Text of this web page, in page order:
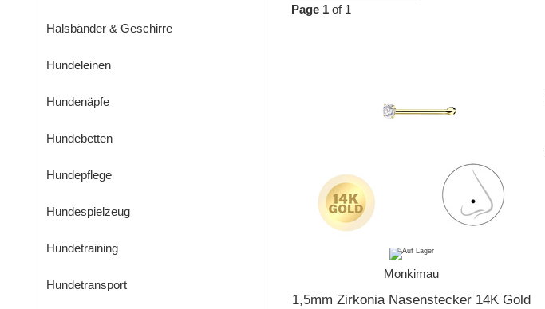
Page 1of 1
Monkimau
1,5mm Zirkonia Nasenstecker 14K Gold
Halsbänder & Geschirre
Hundeleinen
Hundenäpfe
Hundebetten
Hundepflege
Hundespielzeug
Hundetraining
Hundetransport